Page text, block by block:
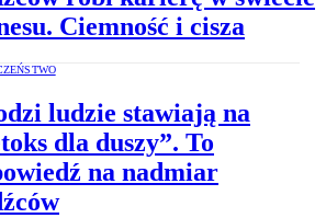
Ciemność i cisza
ludzie stawiają na
dla duszy”. To
na nadmiar